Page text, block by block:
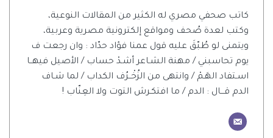
كاتب صحفي مصري له الكثير من المقالات النوعية،
وكتب لعدة صُحف ومواقع إلكترونية مصرية وعربية،
ويتمنى لو طُبّقَ عليه قول عمنا فؤاد حدّاد : وان رجعت ف
يوم تحاسبني / مهنة الشـاعر أشـدْ حساب / الأصيل فيهــا
اسـتفاد الهَـمْ / وانتهى من الزُخْــرُف الكداب / لما شـاف
الدم قـــال : الدم / ما افتكـرش التوت ولا العِنّاب !